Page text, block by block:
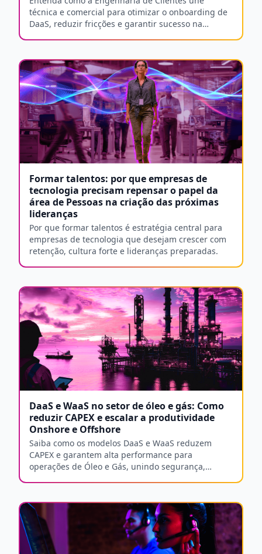
técnica e comercial para otimizar o onboarding de
DaaS, reduzir fricções e garantir sucesso na
Formar talentos: por que empresas de
tecnologia precisam repensar o papel da
área de Pessoas na criação das próximas
lideranças
Por que formar talentos é estratégia central para
empresas de tecnologia que desejam crescer com
retenção, cultura forte e lideranças preparadas.
DaaS e WaaS no setor de óleo e gás: Como
reduzir CAPEX e escalar a produtividade
Onshore e Offshore
Saiba como os modelos DaaS e WaaS reduzem
CAPEX e garantem alta performance para
operações de Óleo e Gás, unindo segurança,